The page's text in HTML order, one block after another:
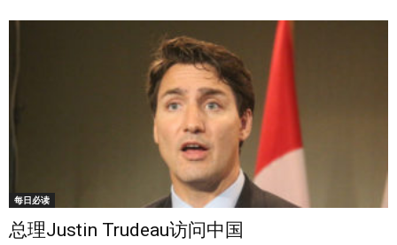
每日必读
总理Justin Trudeau访问中国